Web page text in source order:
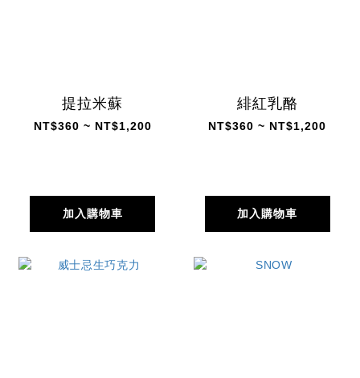
提拉米蘇
NT$360 ~ NT$1,200
加入購物車
緋紅乳酪
NT$360 ~ NT$1,200
加入購物車